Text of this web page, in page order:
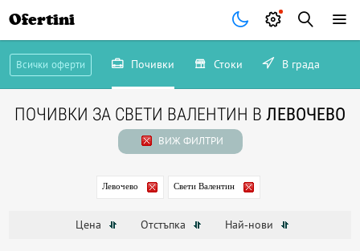
Ofertini
Всички оферти Почивки Стоки В града
ПОЧИВКИ ЗА СВЕТИ ВАЛЕНТИН В ЛЕВОЧЕВО
ВИЖ ФИЛТРИ
Левочево Свети Валентин
Цена Отстъпка Най-нови